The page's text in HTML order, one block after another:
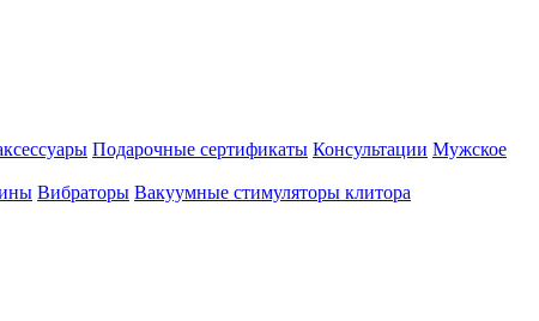
Подарочные сертификаты Консультации Мужское
Вибраторы Вакуумные стимуляторы клитора